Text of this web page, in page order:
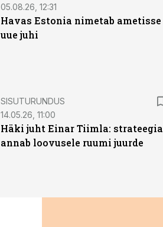
05.08.26, 12:31
Havas Estonia nimetab ametisse
uue juhi
ST
SISUTURUNDUS
14.05.26, 11:00
Häki juht Einar Tiimla: strateegia
annab loovusele ruumi juurde